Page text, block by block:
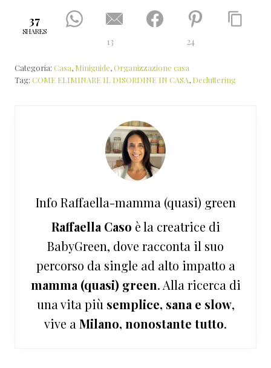
37
SHARES
13 24
Categoria: Casa, Miniguide,Organizzazione casa
Tag: COME ELIMINARE IL DISORDINE IN CASA, Decluttering
Info Raffaella-mamma (quasi) green
Raffaella Caso è la creatrice di
BabyGreen, dove racconta il suo
percorso da single ad alto impatto a
mamma (quasi) green. Alla ricerca di
una vita più semplice, sana e slow,
vive a Milano, nonostante tutto.